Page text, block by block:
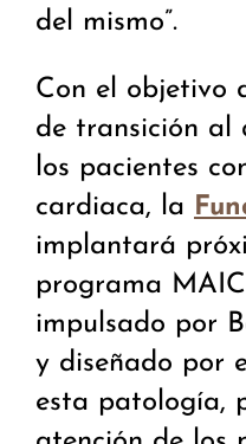
del mismo”.
Con el objetivo
de transición al
los pacientes
cardiaca, la
implantará
programa
impulsado por
y diseñado por
esta patología,